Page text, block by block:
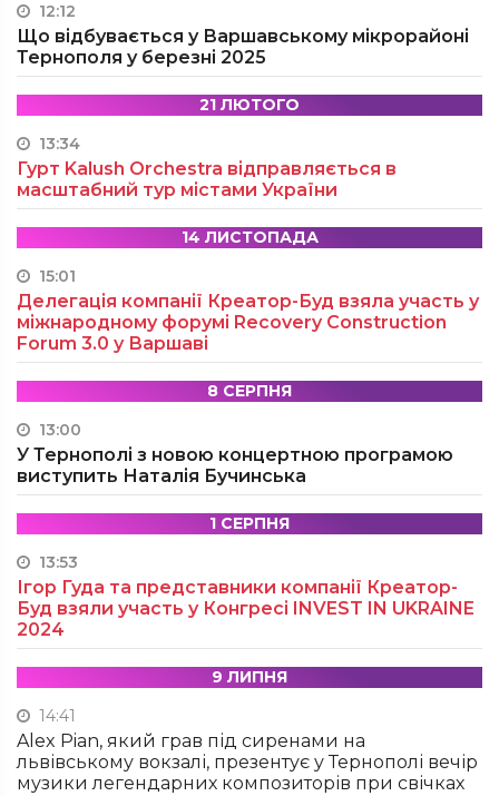
12:12
Що відбувається у Варшавському мікрорайоні
Тернополя у березні 2025
21 ЛЮТОГО
13:34
Гурт Kalush Orchestra відправляється в
масштабний тур містами України
14 ЛИСТОПАДА
15:01
Делегація компанії Креатор-Буд взяла участь у
міжнародному форумі Recovery Construction
Forum 3.0 у Варшаві
8 СЕРПНЯ
13:00
У Тернополі з новою концертною програмою
виступить Наталія Бучинська
1 СЕРПНЯ
13:53
Ігор Гуда та представники компанії Креатор-
Буд взяли участь у Конгресі INVEST IN UKRAINE
2024
9 ЛИПНЯ
14:41
Alex Pian, який грав під сиренами на
львівському вокзалі, презентує у Тернополі вечір
музики легендарних композиторів при свічках